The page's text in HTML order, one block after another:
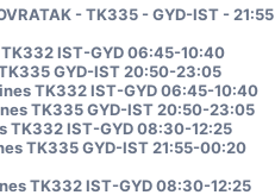
- TK335 - GYD-IST - 21:55
IST-GYD 06:45-10:40
GYD-IST 20:50-23:05
TK332 IST-GYD 06:45-10:40
TK335 GYD-IST 20:50-23:05
TK332 IST-GYD 08:30-12:25
TK335 GYD-IST 21:55-00:20
TK332 IST-GYD 08:30-12:25